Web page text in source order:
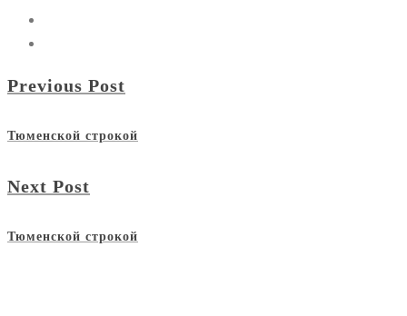
Previous Post
Тюменской строкой
Next Post
Тюменской строкой